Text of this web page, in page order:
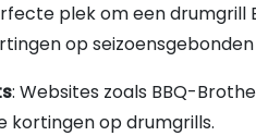
plek om een
op
: Websites zoals BBQ-
kortingen op drumgrills.